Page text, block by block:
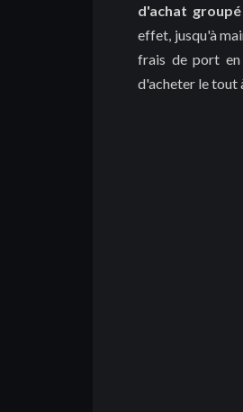
d'achat
effet, jusqu'à
frais de port en
d'acheter le tout